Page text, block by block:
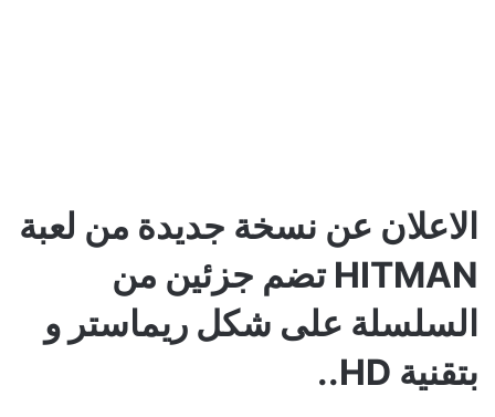
الاعلان عن نسخة جديدة من لعبة
HITMAN تضم جزئين من
السلسلة على شكل ريماستر و
بتقنية HD..